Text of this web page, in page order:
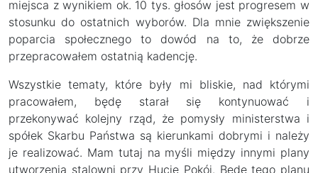
miejsca z wynikiem ok. 10 tys. głosów jest progresem w
stosunku do ostatnich wyborów. Dla mnie zwiększenie
poparcia społecznego to dowód na to, że dobrze
przepracowałem ostatnią kadencję.
Wszystkie tematy, które były mi bliskie, nad którymi
pracowałem, będę starał się kontynuować i
przekonywać kolejny rząd, że pomysły ministerstwa i
spółek Skarbu Państwa są kierunkami dobrymi i należy
je realizować. Mam tutaj na myśli między innymi plany
utworzenia stalowni przy Hucie Pokój. Będę tego planu